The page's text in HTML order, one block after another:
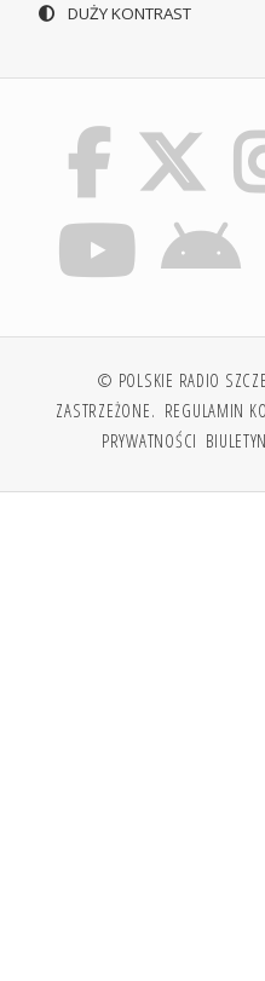
DUŻY KONTRAST
© POLSKIE RADIO
ZASTRZEŻONE. REGULAMIN
PRYWATNOŚCI